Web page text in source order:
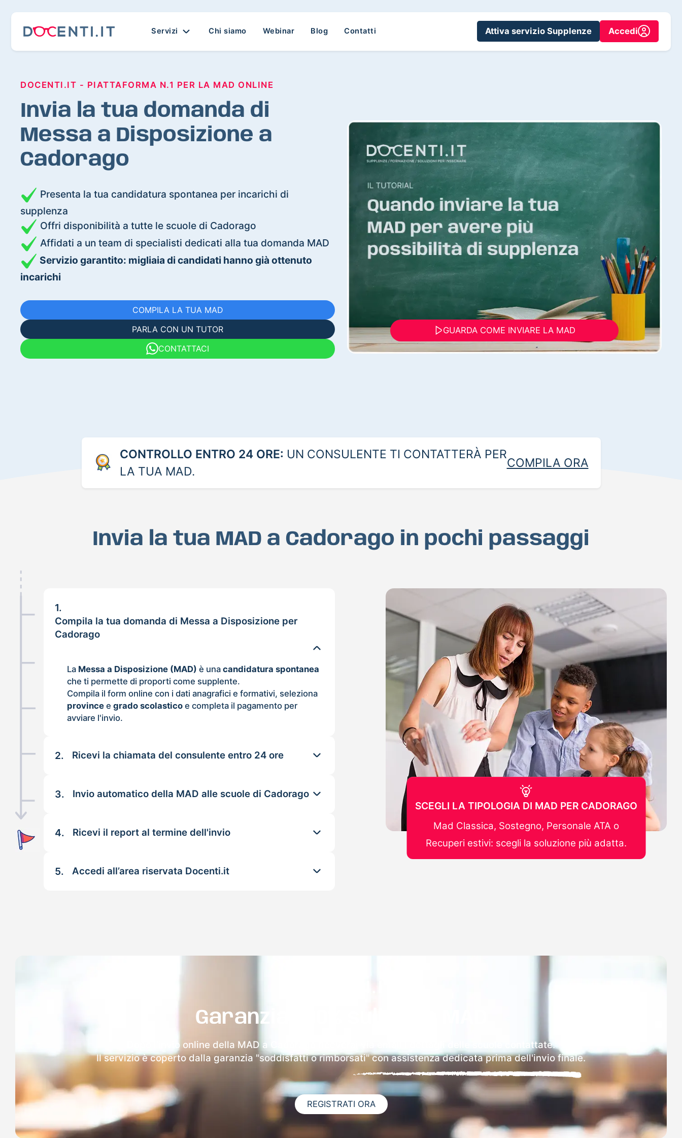
Servizi Chi siamo Webinar Blog Contatti Attiva servizio Supplenze Accedi
DOCENTI.IT - PIATTAFORMA N.1 PER LA MAD ONLINE
Invia la tua domanda di
Messa a Disposizione a
Cadorago
Presenta la tua candidatura spontanea per incarichi di
supplenza
Offri disponibilità a tutte le scuole di Cadorago
Affidati a un team di specialisti dedicati alla tua domanda MAD
Servizio garantito: migliaia di candidati hanno già ottenuto
incarichi
COMPILA LA TUA MAD
PARLA CON UN TUTOR
CONTATTACI
GUARDA COME INVIARE LA MAD
CONTROLLO ENTRO 24 ORE: UN CONSULENTE TI CONTATTERÀ PER
LA TUA MAD.
COMPILA ORA
Invia la tua MAD a Cadorago in pochi passaggi
1.
Compila la tua domanda di Messa a Disposizione per
Cadorago
La Messa a Disposizione (MAD) è unacandidatura spontanea
che ti permette di proporti come supplente.
Compila il form online con i dati anagrafici e formativi, seleziona
province egrado scolastico e completa il pagamento per
avviare l'invio.
2. Ricevi la chiamata del consulente entro 24 ore
3. Invio automatico della MAD alle scuole di Cadorago
4. Ricevi il report al termine dell'invio
5. Accedi all’area riservata Docenti.it
SCEGLI LA TIPOLOGIA DI MAD PER CADORAGO
Mad Classica, Sostegno, Personale ATA o
Recuperi estivi: scegli la soluzione più adatta.
Garanzia 100% sulla tua MAD
Dopo l'invio online della MAD a Cadorago riceverai via email i dettagli delle scuole contattate.
Il servizio è coperto dalla garanzia "soddisfatti o rimborsati" con assistenza dedicata prima dell'invio finale.
REGISTRATI ORA